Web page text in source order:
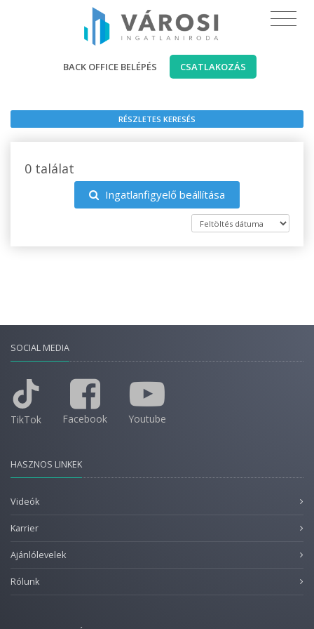
BACK OFFICE BELÉPÉS CSATLAKOZÁS
RÉSZLETES KERESÉS
0 találat
Ingatlanfigyelő beállítása
SOCIAL MEDIA
TikTok Facebook Youtube
HASZNOS LINKEK
Videók
Karrier
Ajánlólevelek
Rólunk